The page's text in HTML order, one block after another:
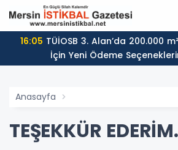
16:05
İçin Yeni Ödeme
Anasayfa
TEŞEKKÜR